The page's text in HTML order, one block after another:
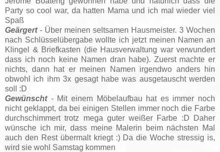
Party so cool war, da hatten Mama und ich mal wieder viel
Spaß
Geärgert- Über meinen seltsamen Hausmeister. 3 Wochen
nach Schlüsselübergabe wollte ich jetzt meinen Namen an
Klingel & Briefkasten (die Hausverwaltung war verwundert
dass ich noch keine Namen dran habe). Zuerst machte er
nichts, dann hat er meinen Namen irgendwo anders hin
obwohl ich ihm 3x gesagt habe was ausgetauscht werden
soll :D
Gewünscht- Mit einem Möbelaufbau hat es immer noch
nicht geklappt, da bei einigen Stellen immer noch die Farbe
durchschimmert trotz mega guter weißer Farbe :D Daher
wünsche ich mir, dass meine Malerin beim nächsten Mal
auch den Rest übermalt kriegt :) Da die Woche stressig is,
wird sie wohl Samstag kommen